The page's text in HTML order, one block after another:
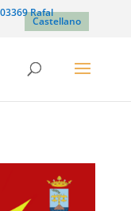
Rafal
Castellano